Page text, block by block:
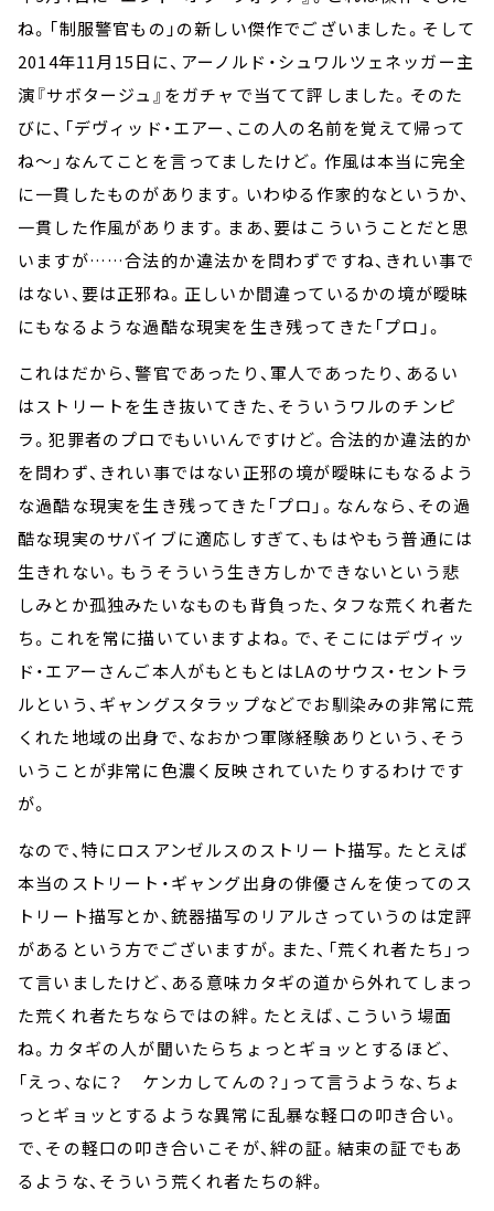
ね。「制服警官もの」の新しい傑作でございました。そして
2014年11月15日に、アーノルド・シュワルツェネッガー主
演『サボタージュ』をガチャで当てて評しました。そのた
びに、「デヴィッド・エアー、この人の名前を覚えて帰って
ね～」なんてことを言ってましたけど。作風は本当に完全
に一貫したものがあります。いわゆる作家的なというか、
一貫した作風があります。まあ、要はこういうことだと思
いますが……合法的か違法かを問わずですね、きれい事で
はない、要は正邪ね。正しいか間違っているかの境が曖昧
にもなるような過酷な現実を生き残ってきた「プロ」。
これはだから、警官であったり、軍人であったり、あるい
はストリートを生き抜いてきた、そういうワルのチンピ
ラ。犯罪者のプロでもいいんですけど。合法的か違法的か
を問わず、きれい事ではない正邪の境が曖昧にもなるよう
な過酷な現実を生き残ってきた「プロ」。なんなら、その過
酷な現実のサバイブに適応しすぎて、もはやもう普通には
生きれない。もうそういう生き方しかできないという悲
しみとか孤独みたいなものも背負った、タフな荒くれ者た
ち。これを常に描いていますよね。で、そこにはデヴィッ
ド・エアーさんご本人がもともとはLAのサウス・セントラ
ルという、ギャングスタラップなどでお馴染みの非常に荒
くれた地域の出身で、なおかつ軍隊経験ありという、そう
いうことが非常に色濃く反映されていたりするわけです
が。
なので、特にロスアンゼルスのストリート描写。たとえば
本当のストリート・ギャング出身の俳優さんを使ってのス
トリート描写とか、銃器描写のリアルさっていうのは定評
があるという方でございますが。また、「荒くれ者たち」っ
て言いましたけど、ある意味カタギの道から外れてしまっ
た荒くれ者たちならではの絆。たとえば、こういう場面
ね。カタギの人が聞いたらちょっとギョッとするほど、
「えっ、なに？ ケンカしてんの？」って言うような、ちょ
っとギョッとするような異常に乱暴な軽口の叩き合い。
で、その軽口の叩き合いこそが、絆の証。結束の証でもあ
るような、そういう荒くれ者たちの絆。